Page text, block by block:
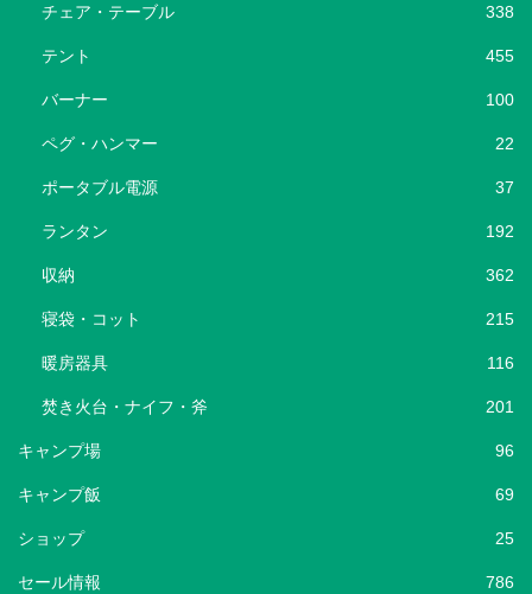
チェア・テーブル 338
テント 455
バーナー 100
ペグ・ハンマー 22
ポータブル電源 37
ランタン 192
収納 362
寝袋・コット 215
暖房器具 116
焚き火台・ナイフ・斧 201
キャンプ場 96
キャンプ飯 69
ショップ 25
セール情報 786